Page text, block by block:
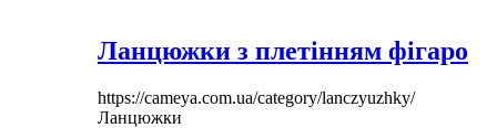
Ланцюжки з плетінням фігаро
https://cameya.com.ua/category/lanczyuzhky/
Ланцюжки